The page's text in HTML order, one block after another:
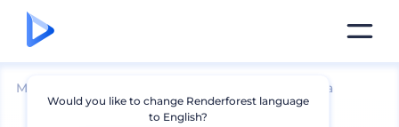
Mockup Mockup di Cancelleria
Would you like to change Renderforest language
to English?